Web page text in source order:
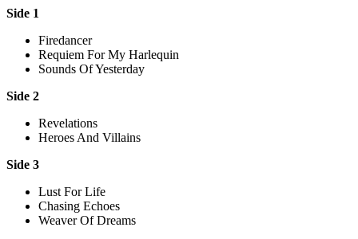
Side 1
Firedancer
Requiem For My Harlequin
Sounds Of Yesterday
Side 2
Revelations
Heroes And Villains
Side 3
Lust For Life
Chasing Echoes
Weaver Of Dreams